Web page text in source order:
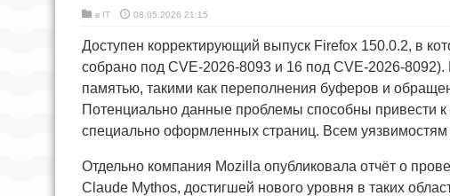
в IT 08.05.2026 21:15
Доступен корректирующий выпуск Firefox 150.0.2, в
собрано под CVE-2026-8093 и 16 под CVE-2026-
памятью, такими как переполнения буферов и
Потенциально данные проблемы способны привести
специально оформленных страниц. Всем
Отдельно компания Mozilla опубликовала отчёт о
Claude Mythos, достигшей нового уровня в таких